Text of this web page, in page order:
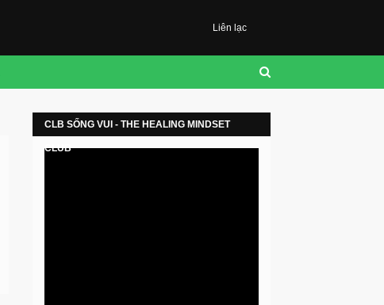
Liên lạc
CLB SỐNG VUI - THE HEALING MINDSET
CLUB